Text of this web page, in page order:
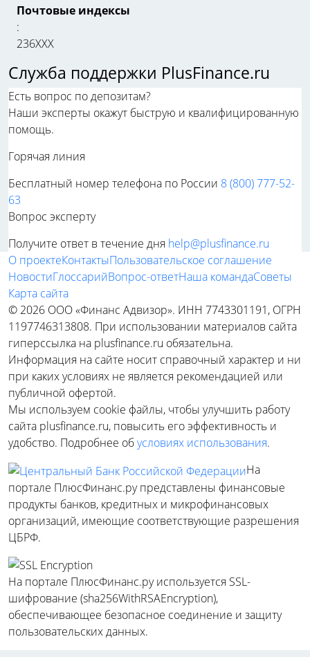
Почтовые индексы
:
236ХХХ
Служба поддержки PlusFinance.ru
Есть вопрос по депозитам?
Наши эксперты окажут быструю и квалифицированную
помощь.
Горячая линия
Бесплатный номер телефона по России 8 (800) 777-52-
63
Вопрос эксперту
Получите ответ в течение дня help@plusfinance.ru
О проектеКонтактыПользовательское соглашение
НовостиГлоссарийВопрос-ответНаша командаСоветы
Карта сайта
© 2026 ООО «Финанс Адвизор». ИНН 7743301191, ОГРН
1197746313808. При использовании материалов сайта
гиперссылка на plusfinance.ru обязательна.
Информация на сайте носит справочный характер и ни
при каких условиях не является рекомендацией или
публичной офертой.
Мы используем cookie файлы, чтобы улучшить работу
сайта plusfinance.ru, повысить его эффективность и
удобство. Подробнее обусловиях использования.
На
портале ПлюсФинанс.ру представлены финансовые
продукты банков, кредитных и микрофинансовых
организаций, имеющие соответствующие разрешения
ЦБРФ.
На портале ПлюсФинанс.ру используется SSL-
шифрование (sha256WithRSAEncryption),
обеспечивающее безопасное соединение и защиту
пользовательских данных.